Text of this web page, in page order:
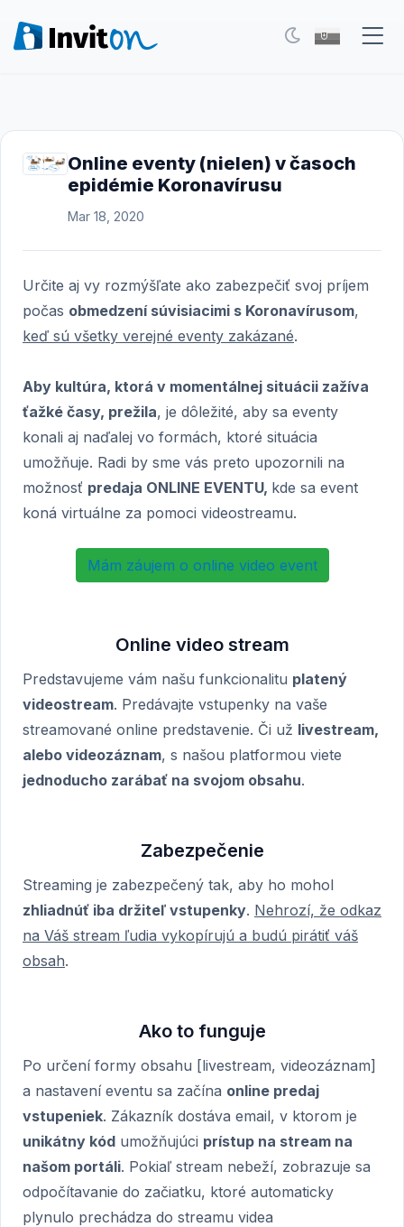
Blog
Eventy
Prihlásenie
Online eventy (nielen) v časoch
epidémie Koronavírusu
Mar 18, 2020
Určite aj vy rozmýšľate ako zabezpečiť svoj príjem
počas obmedzení súvisiacimi s Koronavírusom,
keď sú všetky verejné eventy zakázané.
Aby kultúra, ktorá v momentálnej situácii zažíva
ťažké časy, prežila, je dôležité, aby sa eventy
konali aj naďalej vo formách, ktoré situácia
umožňuje. Radi by sme vás preto upozornili na
možnosť predaja ONLINE EVENTU, kde sa event
koná virtuálne za pomoci videostreamu.
Mám záujem o online video event
Online video stream
Predstavujeme vám našu funkcionalitu platený
videostream. Predávajte vstupenky na vaše
streamované online predstavenie. Či už livestream,
alebo videozáznam, s našou platformou viete
jednoducho zarábať na svojom obsahu.
Zabezpečenie
Streaming je zabezpečený tak, aby ho mohol
zhliadnúť iba držiteľ vstupenky. Nehrozí, že odkaz
na Váš stream ľudia vykopírujú a budú pirátiť váš
obsah.
Ako to funguje
Po určení formy obsahu [livestream, videozáznam]
a nastavení eventu sa začína online predaj
vstupeniek. Zákazník dostáva email, v ktorom je
unikátny kód umožňujúci prístup na stream na
našom portáli. Pokiaľ stream nebeží, zobrazuje sa
odpočítavanie do začiatku, ktoré automaticky
plynulo prechádza do streamu videa